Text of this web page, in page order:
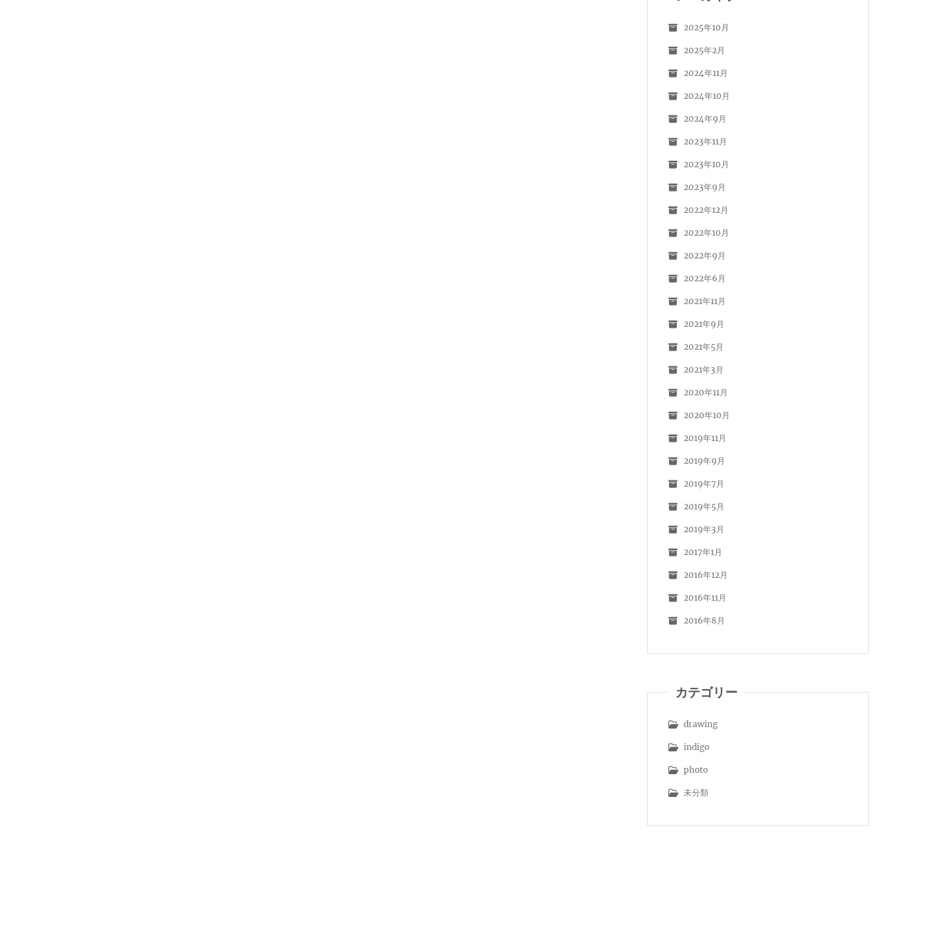
2025年10月
2025年2月
2024年11月
2024年10月
2024年9月
2023年11月
2023年10月
2023年9月
2022年12月
2022年10月
2022年9月
2022年6月
2021年11月
2021年9月
2021年5月
2021年3月
2020年11月
2020年10月
2019年11月
2019年9月
2019年7月
2019年5月
2019年3月
2017年1月
2016年12月
2016年11月
2016年8月
カテゴリー
drawing
indigo
photo
未分類